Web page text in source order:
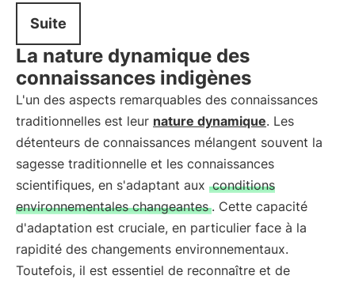
Suite
La nature dynamique des
connaissances indigènes
L'un des aspects remarquables des connaissances
traditionnelles est leur nature dynamique. Les
détenteurs de connaissances mélangent souvent la
sagesse traditionnelle et les connaissances
scientifiques, en s'adaptant aux conditions
environnementales changeantes . Cette capacité
d'adaptation est cruciale, en particulier face à la
rapidité des changements environnementaux.
Toutefois, il est essentiel de reconnaître et de